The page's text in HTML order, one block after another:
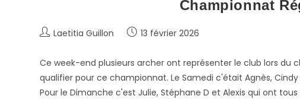
Championnat
Auteur/autrice
publication :
Laetitia Guillon
Publication
13 février 2026
Ce week-end plusieurs archer ont représenter le club lors du
qualifier pour ce championnat. Le Samedi c'était Agnès,
Pour le Dimanche c'est Julie, Stéphane D et Alexis qui ont